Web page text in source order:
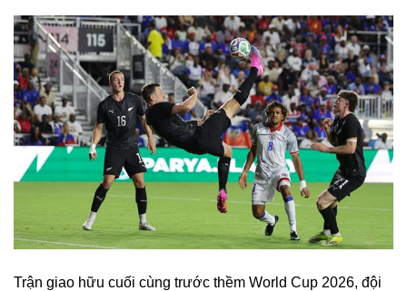
Trận giao hữu cuối cùng trước thềm World Cup 2026, đội